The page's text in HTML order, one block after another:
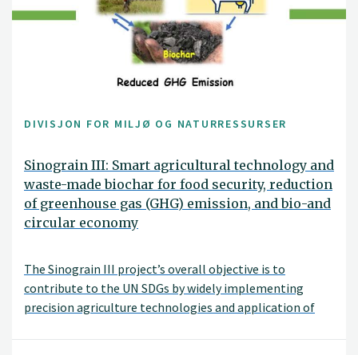
DIVISJON FOR MILJØ OG NATURRESSURSER
Sinograin III: Smart agricultural technology and
waste-made biochar for food security, reduction
of greenhouse gas (GHG) emission, and bio-and
circular economy
The Sinograin III project’s overall objective is to
contribute to the UN SDGs by widely implementing
precision agriculture technologies and application of
sustainable food production with minimized GHG